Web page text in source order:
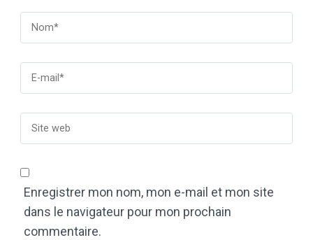
Enregistrer mon nom, mon e-mail et mon site
dans le navigateur pour mon prochain
commentaire.